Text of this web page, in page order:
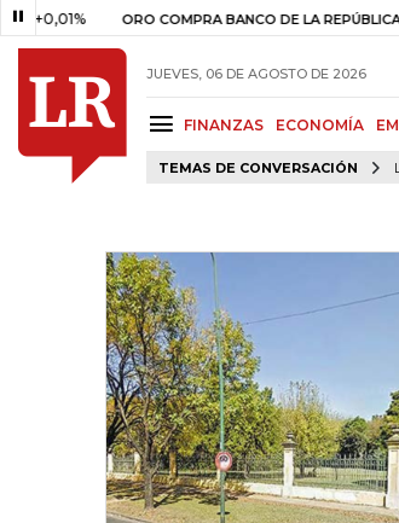
ORO COMPRA BANCO DE LA REPÚBLICA $
JUEVES, 06 DE AGOSTO DE 2026
FINANZAS ECONOMÍA
TEMAS DE CONVERSACIÓN